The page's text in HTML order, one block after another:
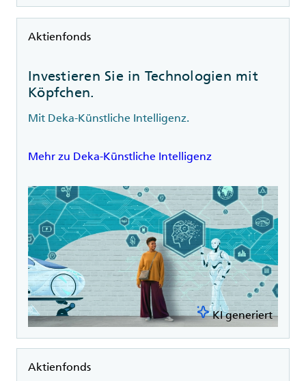
Rubrik
Aktienfonds
Investieren Sie in Technologien mit
Köpfchen.
Mit Deka-Künstliche Intelligenz.
Mehr zu Deka-Künstliche Intelligenz
KI generiert
Rubrik
Aktienfonds